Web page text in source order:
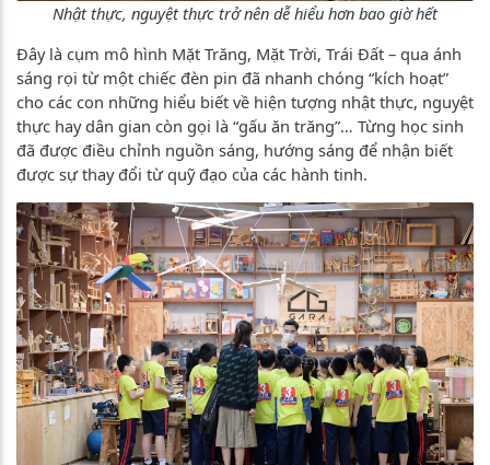
Nhật thực, nguyệt thực trở nên dễ hiểu hơn bao giờ hết
Đây là cụm mô hình Mặt Trăng, Mặt Trời, Trái Đất – qua ánh
sáng rọi từ một chiếc đèn pin đã nhanh chóng “kích hoạt”
cho các con những hiểu biết về hiện tượng nhật thực, nguyệt
thực hay dân gian còn gọi là “gấu ăn trăng”… Từng học sinh
đã được điều chỉnh nguồn sáng, hướng sáng để nhận biết
được sự thay đổi từ quỹ đạo của các hành tinh.